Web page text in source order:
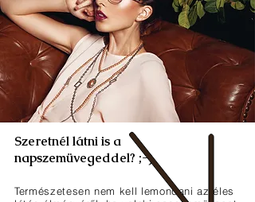
Szeretnél látni is a
napszemüvegeddel? ;-)
Természetesen nem kell lemondani az éles